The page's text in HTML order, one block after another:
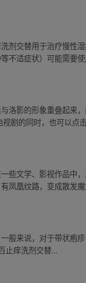
剂交替用于治疗慢性
不适症状）可能需要
洛影的形象重叠起来
剧的同时，也可以点
些文学、影视作品中
凤凰纹路，变成散发
般来说，对于带状疱
止痒洗剂交替...